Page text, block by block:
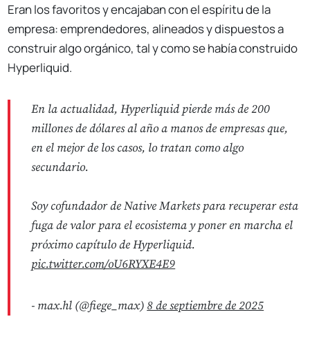
Eran los favoritos y encajaban con el espíritu de la
empresa: emprendedores, alineados y dispuestos a
construir algo orgánico, tal y como se había construido
Hyperliquid.
En la actualidad, Hyperliquid pierde más de 200
millones de dólares al año a manos de empresas que,
en el mejor de los casos, lo tratan como algo
secundario.
Soy cofundador de Native Markets para recuperar esta
fuga de valor para el ecosistema y poner en marcha el
próximo capítulo de Hyperliquid.
pic.twitter.com/oU6RYXE4E9
- max.hl (@fiege_max) 8 de septiembre de 2025